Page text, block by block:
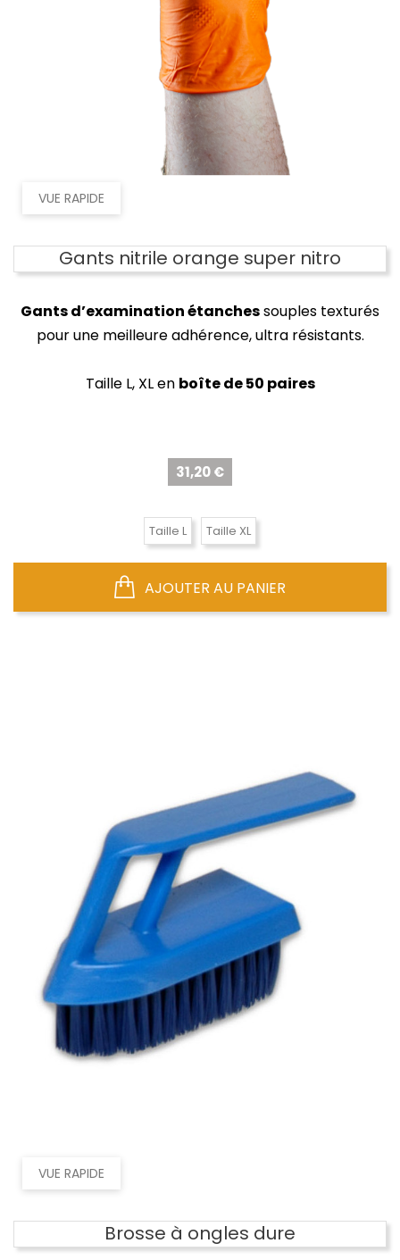
VUE RAPIDE
Gants nitrile orange super nitro
Gants d’examination étanchessouples texturés
pour une meilleure adhérence, ultra résistants.
Taille L, XL en boîte de 50 paires
31,20 €
Taille L Taille XL
AJOUTER AU PANIER
VUE RAPIDE
Brosse à ongles dure